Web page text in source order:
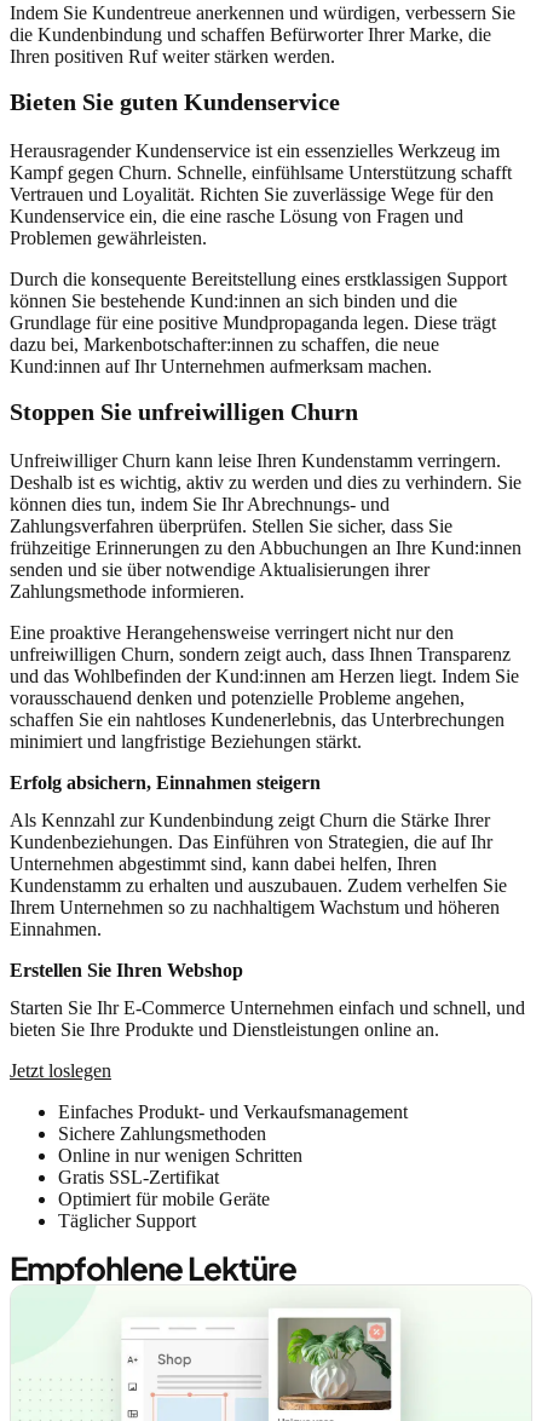
Indem Sie Kundentreue anerkennen und würdigen, verbessern Sie
die Kundenbindung und schaffen Befürworter Ihrer Marke, die
Ihren positiven Ruf weiter stärken werden.
Bieten Sie guten Kundenservice
Herausragender Kundenservice ist ein essenzielles Werkzeug im
Kampf gegen Churn. Schnelle, einfühlsame Unterstützung schafft
Vertrauen und Loyalität. Richten Sie zuverlässige Wege für den
Kundenservice ein, die eine rasche Lösung von Fragen und
Problemen gewährleisten.
Durch die konsequente Bereitstellung eines erstklassigen Support
können Sie bestehende Kund:innen an sich binden und die
Grundlage für eine positive Mundpropaganda legen. Diese trägt
dazu bei, Markenbotschafter:innen zu schaffen, die neue
Kund:innen auf Ihr Unternehmen aufmerksam machen.
Stoppen Sie unfreiwilligen Churn
Unfreiwilliger Churn kann leise Ihren Kundenstamm verringern.
Deshalb ist es wichtig, aktiv zu werden und dies zu verhindern. Sie
können dies tun, indem Sie Ihr Abrechnungs- und
Zahlungsverfahren überprüfen. Stellen Sie sicher, dass Sie
frühzeitige Erinnerungen zu den Abbuchungen an Ihre Kund:innen
senden und sie über notwendige Aktualisierungen ihrer
Zahlungsmethode informieren.
Eine proaktive Herangehensweise verringert nicht nur den
unfreiwilligen Churn, sondern zeigt auch, dass Ihnen Transparenz
und das Wohlbefinden der Kund:innen am Herzen liegt. Indem Sie
vorausschauend denken und potenzielle Probleme angehen,
schaffen Sie ein nahtloses Kundenerlebnis, das Unterbrechungen
minimiert und langfristige Beziehungen stärkt.
Erfolg absichern, Einnahmen steigern
Als Kennzahl zur Kundenbindung zeigt Churn die Stärke Ihrer
Kundenbeziehungen. Das Einführen von Strategien, die auf Ihr
Unternehmen abgestimmt sind, kann dabei helfen, Ihren
Kundenstamm zu erhalten und auszubauen. Zudem verhelfen Sie
Ihrem Unternehmen so zu nachhaltigem Wachstum und höheren
Einnahmen.
Erstellen Sie Ihren Webshop
Starten Sie Ihr E-Commerce Unternehmen einfach und schnell, und
bieten Sie Ihre Produkte und Dienstleistungen online an.
Jetzt loslegen
Einfaches Produkt- und Verkaufsmanagement
Sichere Zahlungsmethoden
Online in nur wenigen Schritten
Gratis SSL-Zertifikat
Optimiert für mobile Geräte
Täglicher Support
Empfohlene Lektüre